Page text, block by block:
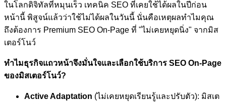
ในโลกดิจิทัลที่หมุนเร็ว เทคนิค SEO ที่เคยใช้ได้ผลในปีก่อน
หน้านี้ พิสูจน์แล้วว่าใช้ไม่ได้ผลในวันนี้ นั่นคือเหตุผลทำไมคุณ
ถึงต้องการ Premium SEO On-Page ที่ "ไม่เคยหยุดนิ่ง" จากมิส
เตอร์โนว์
ทำไมธุรกิจแถวหน้าจึงมั่นใจและเลือกใช้บริการ SEO On-Page
ของมิสเตอร์โนว์?
Active Adaptation (ไม่เคยหยุดเรียนรู้และปรับตัว): มิสเต